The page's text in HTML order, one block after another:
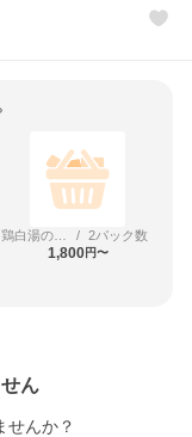
/ 2パック数
1,800円〜
ん
せんか？